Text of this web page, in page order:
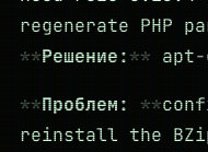
regenerate PHP
Решение:
Проблем:
reinstall the